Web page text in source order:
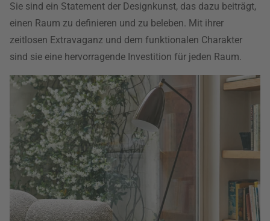
Sie sind ein Statement der Designkunst, das dazu beiträgt,
einen Raum zu definieren und zu beleben. Mit ihrer
zeitlosen Extravaganz und dem funktionalen Charakter
sind sie eine hervorragende Investition für jeden Raum.